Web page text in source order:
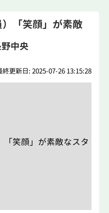
「笑顔」が素敵
中央
終更新日: 2025-07-26 13:15:28